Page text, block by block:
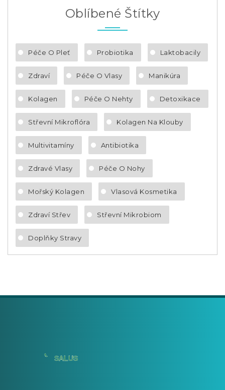
Oblíbené Štítky
Péče O Pleť Probiotika Laktobacily
Zdraví Péče O Vlasy Manikúra
Kolagen Péče O Nehty Detoxikace
Střevní Mikroflóra Kolagen Na Klouby
Multivitamíny Antibiotika
Zdravé Vlasy Péče O Nohy
Mořský Kolagen Vlasová Kosmetika
Zdraví Střev Střevní Mikrobiom
Doplňky Stravy